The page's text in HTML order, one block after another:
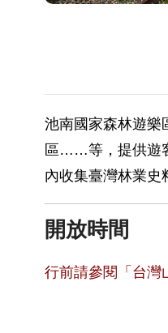
池南國家森林遊樂
區……等，提供遊
內收集臺灣林業史
開放時間
行前請參閱「台灣